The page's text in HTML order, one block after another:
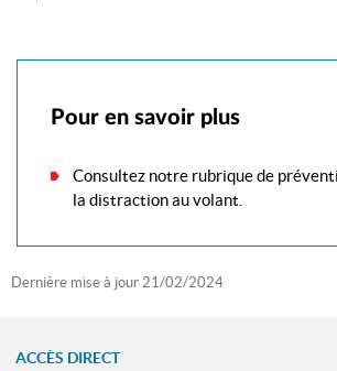
Pour en savoir plus
Consultez notre rubrique de
la distraction au volant.
Dernière mise à jour 21/02/2024
ACCÈS DIRECT